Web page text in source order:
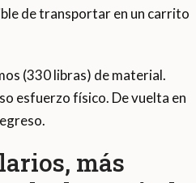
de transportar en un carrito
(330 libras) de material.
esfuerzo físico. De vuelta en
más